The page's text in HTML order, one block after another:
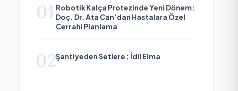
01 Robotik Kalça Protezinde Yeni Dönem:
Doç. Dr. Ata Can’dan Hastalara Özel
Cerrahi Planlama
02Şantiyeden Setlere ; İdil Elma